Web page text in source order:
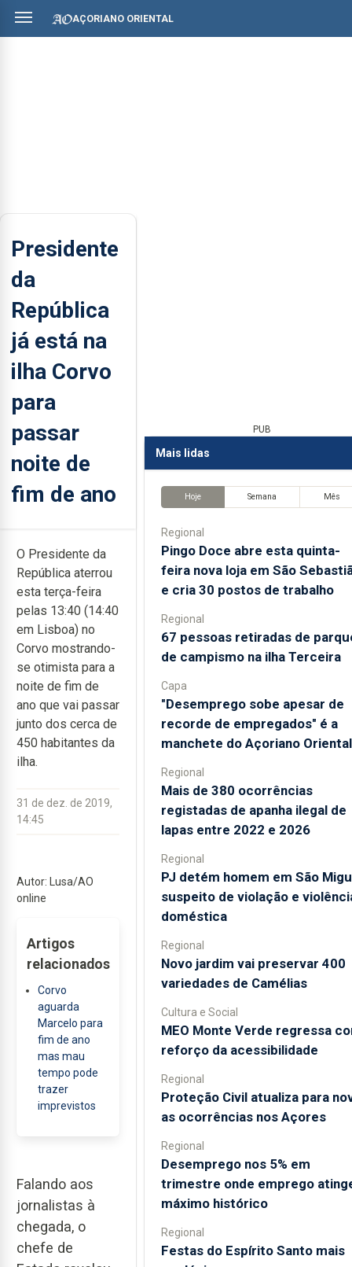
AÇORIANO ORIENTAL
Presidente
da
República
já está na
ilha Corvo
para
passar
noite de
fim de ano
O Presidente da
República aterrou
esta terça-feira
pelas 13:40 (14:40
em Lisboa) no
Corvo mostrando-
se otimista para a
noite de fim de
ano que vai passar
junto dos cerca de
450 habitantes da
ilha.
31 de dez. de 2019,
14:45
Autor: Lusa/AO
online
Artigos
relacionados
Corvo
aguarda
Marcelo para
fim de ano
mas mau
tempo pode
trazer
imprevistos
Falando aos
jornalistas à
chegada, o
chefe de
PUB
Mais lidas
Hoje Semana Mês
Regional
Pingo Doce abre esta quinta-
feira nova loja em São
e cria 30 postos de trabalho
Regional
67 pessoas retiradas de
de campismo na ilha Terceira
Capa
"Desemprego sobe apesar de
recorde de empregados" é a
manchete do Açoriano Oriental
Regional
Mais de 380 ocorrências
registadas de apanha ilegal de
lapas entre 2022 e 2026
Regional
PJ detém homem em São
suspeito de violação e
doméstica
Regional
Novo jardim vai preservar 400
variedades de Camélias
Cultura e Social
MEO Monte Verde regressa
reforço da acessibilidade
Regional
Proteção Civil atualiza para
as ocorrências nos Açores
Regional
Desemprego nos 5% em
trimestre onde emprego
máximo histórico
Regional
Festas do Espírito Santo mais